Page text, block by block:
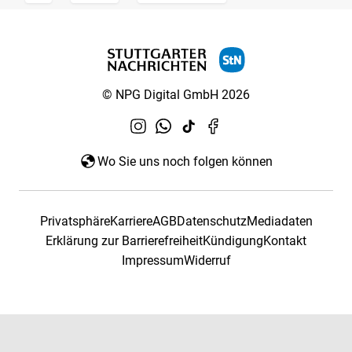
© NPG Digital GmbH 2026
Wo Sie uns noch folgen können
PrivatsphäreKarriereAGBDatenschutzMediadaten
Erklärung zur BarrierefreiheitKündigungKontakt
ImpressumWiderruf